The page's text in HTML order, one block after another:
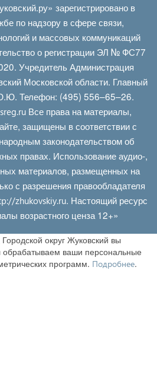
зарегистрировано в
по надзору в сфере связи,
и массовых коммуникаций
о регистрации ЭЛ № ФС77
Учредитель Администрация
Московской области. Главный
Телефон: (495) 556–65–26.
Все права на материалы,
защищены в соответствии с
законодательством об
правах. Использование аудио-,
материалов, размещенных на
с разрешения правообладателя
zhukovskiy.ru. Настоящий ресурс
возрастного ценза 12+»
округ Жуковский вы
обрабатываем ваши персональные
программ. Подробнее.